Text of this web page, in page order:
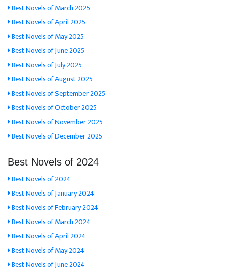
Best Novels of March 2025
Best Novels of April 2025
Best Novels of May 2025
Best Novels of June 2025
Best Novels of July 2025
Best Novels of August 2025
Best Novels of September 2025
Best Novels of October 2025
Best Novels of November 2025
Best Novels of December 2025
Best Novels of 2024
Best Novels of 2024
Best Novels of January 2024
Best Novels of February 2024
Best Novels of March 2024
Best Novels of April 2024
Best Novels of May 2024
Best Novels of June 2024